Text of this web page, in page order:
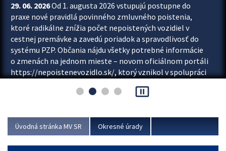
29. 06. 2026Od 1. augusta 2026 vstupujú postupne do
praxe nové pravidlá povinného zmluvného poistenia,
ktoré radikálne znížia počet nepoistených vozidiel v
cestnej premávke a zavedú poriadok a spravodlivosť do
systému PZP. Občania nájdu všetky potrebné informácie
o zmenách na jednom mieste – novom oficiálnom portáli
https://nepoistenevozidlo.sk/, ktorý vznikol v spolupráci
asociácie poisťovní (SLASPO) a Ministerstva vnútra SR.
Viac
pause_presentation
Úvodná stránka MV SR Okresné úrady